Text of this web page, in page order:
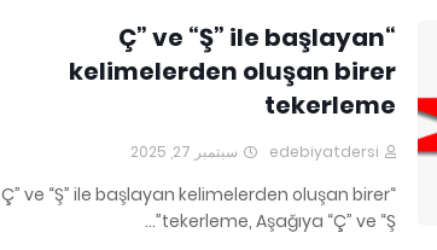
“Ç” ve “Ş” ile başlayan
kelimelerden oluşan birer
tekerleme
edebiyatdersi سبتمبر 27, 2025
“Ç” ve “Ş” ile başlayan kelimelerden oluşan birer
tekerleme, Aşağıya “Ç” ve “Ş”…